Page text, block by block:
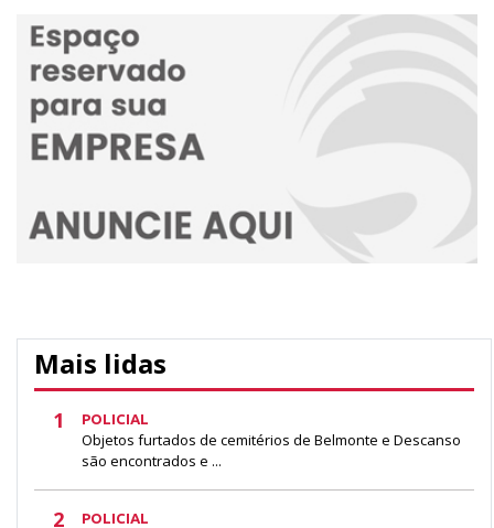
Mais lidas
1 POLICIAL
Objetos furtados de cemitérios de Belmonte e Descanso
são encontrados e ...
2 POLICIAL